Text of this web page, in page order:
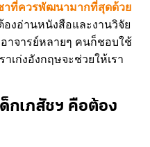
าที่ควรพัฒนามากที่สุดด้วย
งอ่านหนังสือและงานวิจัย
าจารย์หลายๆ คนก็ชอบใช้
เก่งอังกฤษจะช่วยให้เรา
เภสัชฯ คือต้อง